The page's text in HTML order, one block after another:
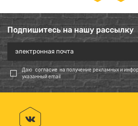
Подпишитесь на нашу рассылку
Даю согласие на получение рекламных и
указанный email